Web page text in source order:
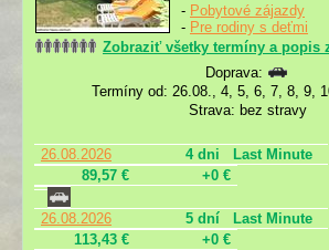
- Pobytové zájazdy
- Pre rodiny s deťmi
Zobraziť všetky termíny a popis
Doprava:
Termíny od: 26.08., 4, 5, 6, 7, 8, 9,
Strava: bez stravy
26.08.2026 4 dni
Last Minute
89,57 €
+0 €
26.08.2026 5 dní
Last Minute
113,43 €
+0 €